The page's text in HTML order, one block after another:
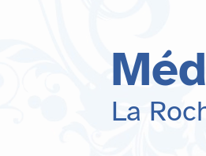
recherche
La